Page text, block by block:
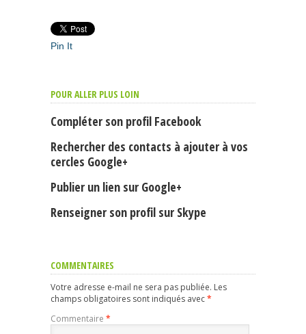
Pin It
POUR ALLER PLUS LOIN
Compléter son profil Facebook
Rechercher des contacts à ajouter à vos
cercles Google+
Publier un lien sur Google+
Renseigner son profil sur Skype
COMMENTAIRES
Votre adresse e-mail ne sera pas publiée. Les
champs obligatoires sont indiqués avec*
Commentaire *